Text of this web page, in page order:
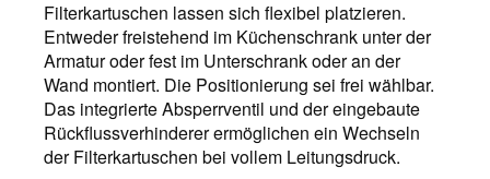
Filterkartuschen lassen sich flexibel platzieren.
Entweder freistehend im Küchenschrank unter der
Armatur oder fest im Unterschrank oder an der
Wand montiert. Die Positionierung sei frei wählbar.
Das integrierte Absperrventil und der eingebaute
Rückflussverhinderer ermöglichen ein Wechseln
der Filterkartuschen bei vollem Leitungsdruck.